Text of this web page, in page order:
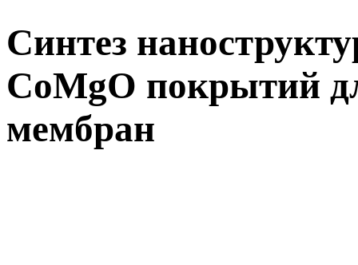
Синтез
СoMgO покрытий
мембран